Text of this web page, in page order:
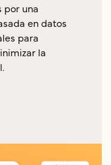
por una
en datos
para
la